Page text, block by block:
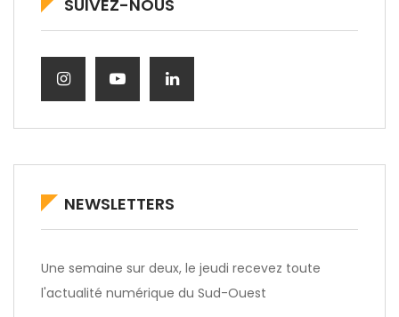
SUIVEZ-NOUS
NEWSLETTERS
Une semaine sur deux, le jeudi recevez toute
l'actualité numérique du Sud-Ouest